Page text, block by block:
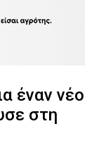
έναν νέο
στη